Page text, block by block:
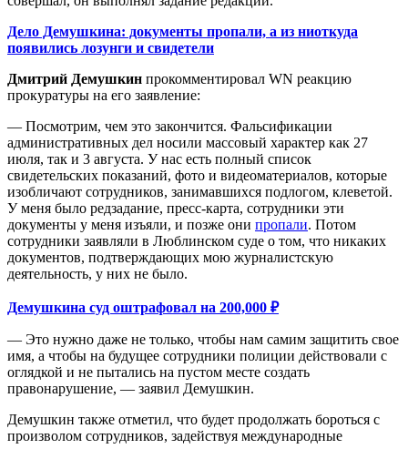
Дело Демушкина: документы пропали, а из ниоткуда
появились лозунги и свидетели
Дмитрий Демушкин прокомментировал WN реакцию
прокуратуры на его заявление:
— Посмотрим, чем это закончится. Фальсификации
административных дел носили массовый характер как 27
июля, так и 3 августа. У нас есть полный список
свидетельских показаний, фото и видеоматериалов, которые
изобличают сотрудников, занимавшихся подлогом, клеветой.
У меня было редзадание, пресс-карта, сотрудники эти
документы у меня изъяли, и позже они пропали. Потом
сотрудники заявляли в Люблинском суде о том, что никаких
документов, подтверждающих мою журналистскую
деятельность, у них не было.
Демушкина суд оштрафовал на 200,000 ₽
— Это нужно даже не только, чтобы нам самим защитить свое
имя, а чтобы на будущее сотрудники полиции действовали с
оглядкой и не пытались на пустом месте создать
правонарушение, — заявил Демушкин.
Демушкин также отметил, что будет продолжать бороться с
произволом сотрудников, задействуя международные